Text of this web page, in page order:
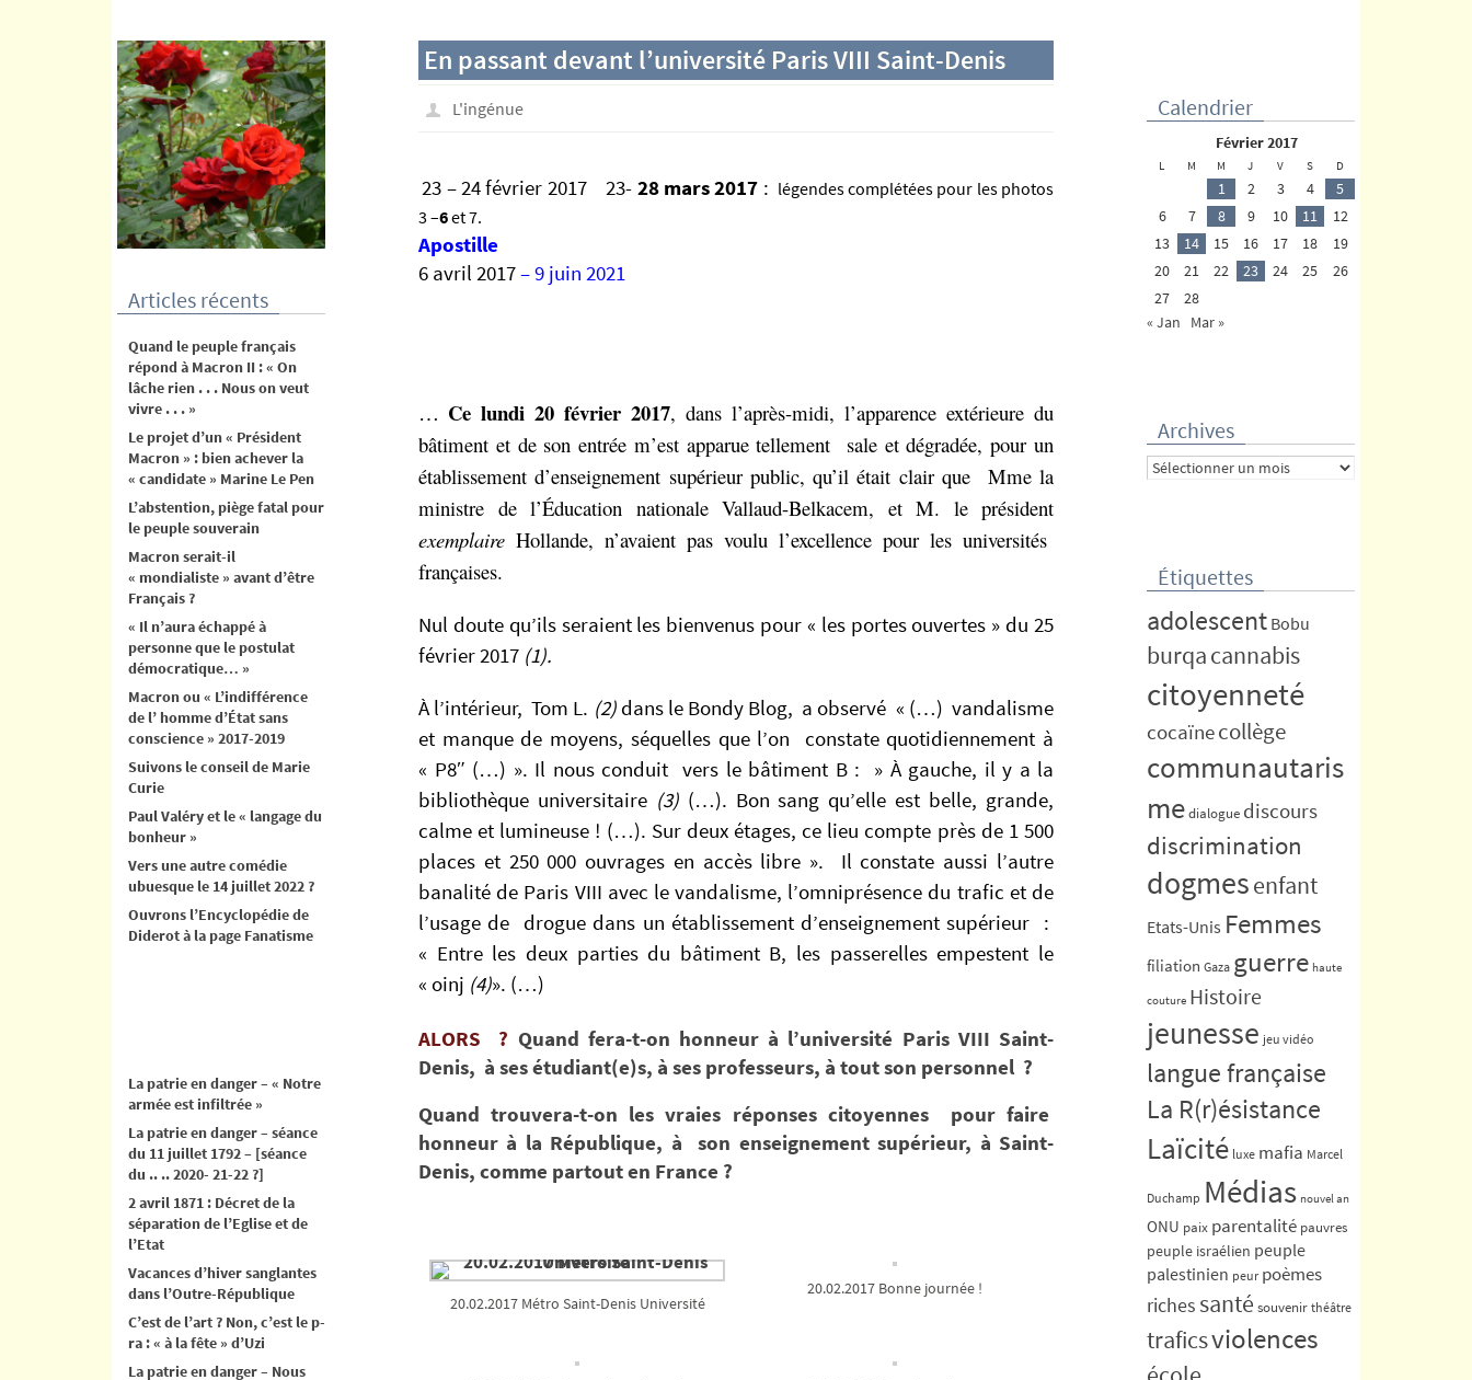
En passant devant l’université Paris VIII Saint-Denis
L'ingénue
23 – 24 février 2017 23- 28 mars 2017 : légendes complétées pour les photos
3 –6et 7.
Apostille
6 avril 2017– 9 juin 2021
… Ce lundi 20 février 2017, dans l’après-midi, l’apparence extérieure du
bâtiment et de son entrée m’est apparue tellement sale et dégradée, pour un
établissement d’enseignement supérieur public, qu’il était clair que Mme la
ministre de l’Éducation nationale Vallaud-Belkacem, et M. le président
exemplaire Hollande, n’avaient pas voulu l’excellence pour les universités
françaises.
Nul doute qu’ils seraient les bienvenus pour « les portes ouvertes » du 25
février 2017 (1).
À l’intérieur, Tom L. (2)dans le Bondy Blog, a observé « (…) vandalisme
et manque de moyens, séquelles que l’on constate quotidiennement à
« P8″ (…) ». Il nous conduit vers le bâtiment B : » À gauche, il y a la
bibliothèque universitaire (3)(…). Bon sang qu’elle est belle, grande,
calme et lumineuse ! (…). Sur deux étages, ce lieu compte près de 1 500
places et 250 000 ouvrages en accès libre ». Il constate aussi l’autre
banalité de Paris VIII avec le vandalisme, l’omniprésence du trafic et de
l’usage de drogue dans un établissement d’enseignement supérieur :
« Entre les deux parties du bâtiment B, les passerelles empestent le
« oinj (4)». (…)
ALORS ? Quand fera-t-on honneur à l’université Paris VIII Saint-
Denis, à ses étudiant(e)s, à ses professeurs, à tout son personnel ?
Quand trouvera-t-on les vraies réponses citoyennes pour faire
honneur à la République, à son enseignement supérieur, à Saint-
Denis, comme partout en France ?
20.02.2017 Métro Saint-Denis Université
20.02.2017 Bonne journée !
Articles récents
Quand le peuple français
répond à Macron II : « On
lâche rien . . . Nous on veut
vivre . . . »
Le projet d’un « Président
Macron » : bien achever la
« candidate » Marine Le Pen
L’abstention, piège fatal pour
le peuple souverain
Macron serait-il
« mondialiste » avant d’être
Français ?
« Il n’aura échappé à
personne que le postulat
démocratique… »
Macron ou « L’indifférence
de l’ homme d’État sans
conscience » 2017-2019
Suivons le conseil de Marie
Curie
Paul Valéry et le « langage du
bonheur »
Vers une autre comédie
ubuesque le 14 juillet 2022 ?
Ouvrons l’Encyclopédie de
Diderot à la page Fanatisme
La patrie en danger – « Notre
armée est infiltrée »
La patrie en danger – séance
du 11 juillet 1792 – [séance
du .. .. 2020- 21-22 ?]
2 avril 1871 : Décret de la
séparation de l’Eglise et de
l’Etat
Vacances d’hiver sanglantes
dans l’Outre-République
C’est de l’art ? Non, c’est le p-
ra : « à la fête » d’Uzi
La patrie en danger – Nous
Calendrier
février 2017
L M M J V S D
1 2 3 4
5
6
7 8 9 10 11
12
13
14 15 16 17 18
19
20
21 22 23 24 25
26
27
28
« Jan
Mar »
Archives
Archives
Étiquettes
adolescent Bobu
burqacannabis
citoyenneté
cocaïnecollège
communautaris
medialogue discours
discrimination
dogmesenfant
Etats-Unis Femmes
filiation Gaza guerre haute
couture Histoire
jeunesse jeu vidéo
langue française
La R(r)ésistance
Laïcité luxe mafia Marcel
Duchamp Médias nouvel an
ONU paix parentalité pauvres
peuple israélien peuple
palestinien peur poèmes
riches santé souvenir théâtre
traficsviolences